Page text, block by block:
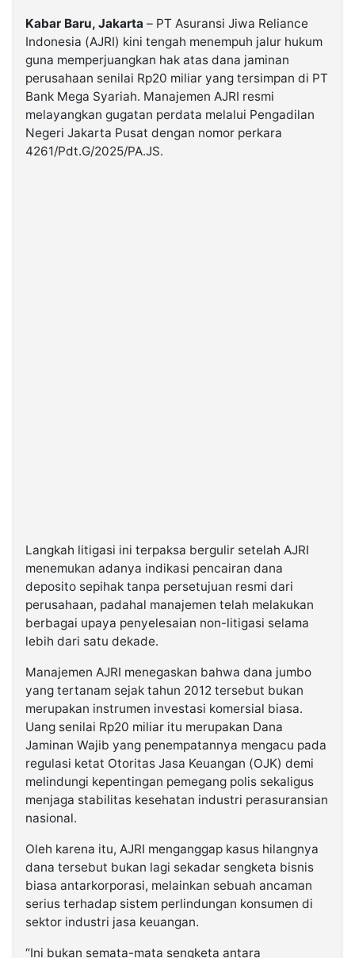
Kabarbaru.co
2026
Kabarbaru
Media
Kabar Baru, Jakarta – PT Asuransi Jiwa Reliance
Indonesia (AJRI) kini tengah menempuh jalur hukum
guna memperjuangkan hak atas dana jaminan
perusahaan senilai Rp20 miliar yang tersimpan di PT
Bank Mega Syariah. Manajemen AJRI resmi
melayangkan gugatan perdata melalui Pengadilan
Negeri Jakarta Pusat dengan nomor perkara
4261/Pdt.G/2025/PA.JS.
Langkah litigasi ini terpaksa bergulir setelah AJRI
menemukan adanya indikasi pencairan dana
deposito sepihak tanpa persetujuan resmi dari
perusahaan, padahal manajemen telah melakukan
berbagai upaya penyelesaian non-litigasi selama
lebih dari satu dekade.
Manajemen AJRI menegaskan bahwa dana jumbo
yang tertanam sejak tahun 2012 tersebut bukan
merupakan instrumen investasi komersial biasa.
Uang senilai Rp20 miliar itu merupakan Dana
Jaminan Wajib yang penempatannya mengacu pada
regulasi ketat Otoritas Jasa Keuangan (OJK) demi
melindungi kepentingan pemegang polis sekaligus
menjaga stabilitas kesehatan industri perasuransian
nasional.
Oleh karena itu, AJRI menganggap kasus hilangnya
dana tersebut bukan lagi sekadar sengketa bisnis
biasa antarkorporasi, melainkan sebuah ancaman
serius terhadap sistem perlindungan konsumen di
sektor industri jasa keuangan.
“Ini bukan semata-mata sengketa antara